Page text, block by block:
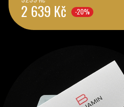
2 639 Kč -20%